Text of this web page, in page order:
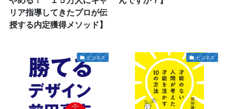
リア指導してきたプロが伝
授する内定獲得メソッド】
ビジネス ビジネス